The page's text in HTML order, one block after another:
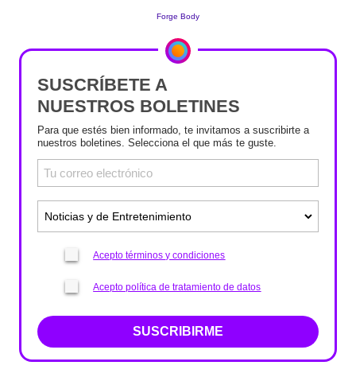
SUSCRÍBETE A
NUESTROS BOLETINES
Para que estés bien informado, te invitamos a suscribirte a
nuestros boletines. Selecciona el que más te guste.
Acepto términos y condiciones
Acepto política de tratamiento de datos
SUSCRIBIRME